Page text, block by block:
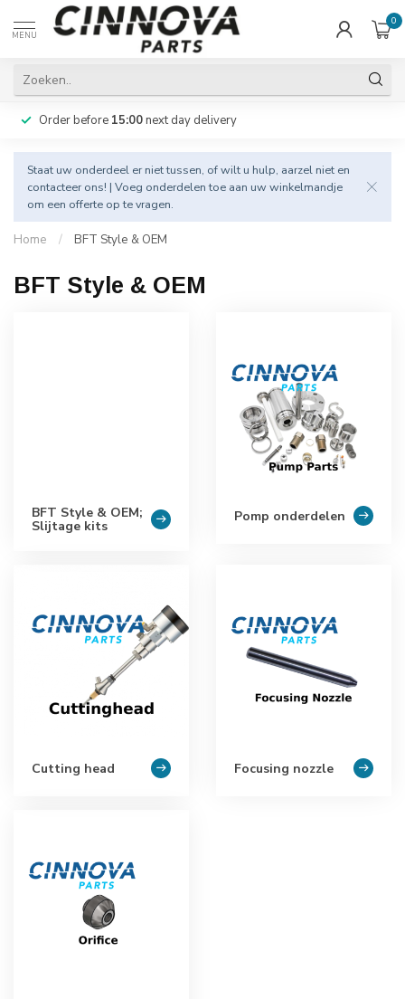
MENU
0
Order before 15:00next day delivery
Staat uw onderdeel er niet tussen, of wilt u hulp, aarzel niet en
contacteer ons! | Voeg onderdelen toe aan uw winkelmandje
om een offerte op te vragen.
Home / BFT Style & OEM
BFT Style & OEM
BFT Style & OEM;
Slijtage kits
Pomp onderdelen
Cutting head Focusing nozzle